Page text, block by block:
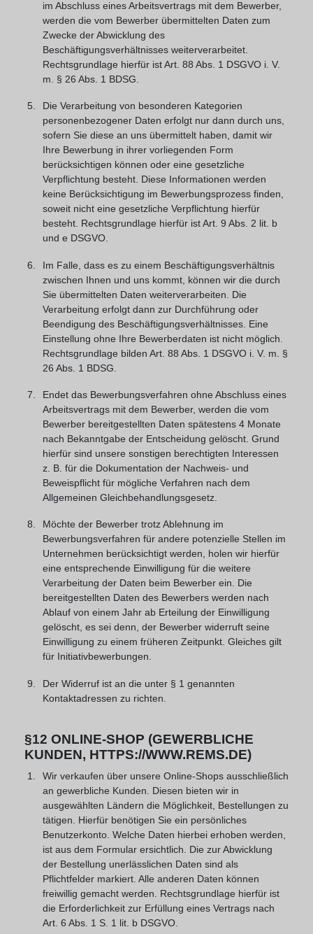
im Abschluss eines Arbeitsvertrags mit dem Bewerber,
werden die vom Bewerber übermittelten Daten zum
Zwecke der Abwicklung des
Beschäftigungsverhältnisses weiterverarbeitet.
Rechtsgrundlage hierfür ist Art. 88 Abs. 1 DSGVO i. V.
m. § 26 Abs. 1 BDSG.
Die Verarbeitung von besonderen Kategorien
personenbezogener Daten erfolgt nur dann durch uns,
sofern Sie diese an uns übermittelt haben, damit wir
Ihre Bewerbung in ihrer vorliegenden Form
berücksichtigen können oder eine gesetzliche
Verpflichtung besteht. Diese Informationen werden
keine Berücksichtigung im Bewerbungsprozess finden,
soweit nicht eine gesetzliche Verpflichtung hierfür
besteht. Rechtsgrundlage hierfür ist Art. 9 Abs. 2 lit. b
und e DSGVO.
Im Falle, dass es zu einem Beschäftigungsverhältnis
zwischen Ihnen und uns kommt, können wir die durch
Sie übermittelten Daten weiterverarbeiten. Die
Verarbeitung erfolgt dann zur Durchführung oder
Beendigung des Beschäftigungsverhältnisses. Eine
Einstellung ohne Ihre Bewerberdaten ist nicht möglich.
Rechtsgrundlage bilden Art. 88 Abs. 1 DSGVO i. V. m. §
26 Abs. 1 BDSG.
Endet das Bewerbungsverfahren ohne Abschluss eines
Arbeitsvertrags mit dem Bewerber, werden die vom
Bewerber bereitgestellten Daten spätestens 4 Monate
nach Bekanntgabe der Entscheidung gelöscht. Grund
hierfür sind unsere sonstigen berechtigten Interessen
z. B. für die Dokumentation der Nachweis- und
Beweispflicht für mögliche Verfahren nach dem
Allgemeinen Gleichbehandlungsgesetz.
Möchte der Bewerber trotz Ablehnung im
Bewerbungsverfahren für andere potenzielle Stellen im
Unternehmen berücksichtigt werden, holen wir hierfür
eine entsprechende Einwilligung für die weitere
Verarbeitung der Daten beim Bewerber ein. Die
bereitgestellten Daten des Bewerbers werden nach
Ablauf von einem Jahr ab Erteilung der Einwilligung
gelöscht, es sei denn, der Bewerber widerruft seine
Einwilligung zu einem früheren Zeitpunkt. Gleiches gilt
für Initiativbewerbungen.
Der Widerruf ist an die unter § 1 genannten
Kontaktadressen zu richten.
§12 ONLINE-SHOP (GEWERBLICHE
KUNDEN, HTTPS://WWW.REMS.DE)
Wir verkaufen über unsere Online-Shops ausschließlich
an gewerbliche Kunden. Diesen bieten wir in
ausgewählten Ländern die Möglichkeit, Bestellungen zu
tätigen. Hierfür benötigen Sie ein persönliches
Benutzerkonto. Welche Daten hierbei erhoben werden,
ist aus dem Formular ersichtlich. Die zur Abwicklung
der Bestellung unerlässlichen Daten sind als
Pflichtfelder markiert. Alle anderen Daten können
freiwillig gemacht werden. Rechtsgrundlage hierfür ist
die Erforderlichkeit zur Erfüllung eines Vertrags nach
Art. 6 Abs. 1 S. 1 lit. b DSGVO.